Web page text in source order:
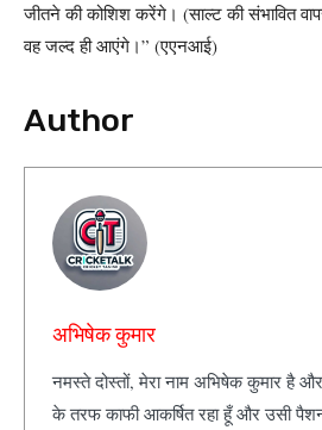
जीतने की कोशिश करेंगे। (साल्ट की संभावित
वह जल्द ही आएंगे।” (एएनआई)
Author
अभिषेक कुमार
नमस्ते दोस्तों, मेरा नाम अभिषेक कुमार है
के तरफ काफी आकर्षित रहा हूँ और उसी